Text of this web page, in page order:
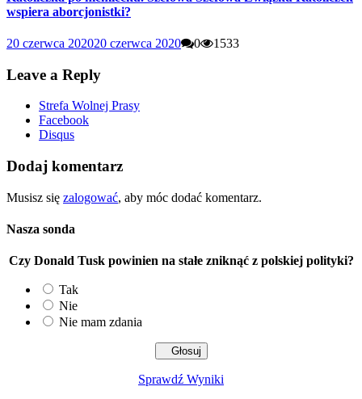
wspiera aborcjonistki?
20 czerwca 202020 czerwca 2020 0 1533
Leave a Reply
Strefa Wolnej Prasy
Facebook
Disqus
Dodaj komentarz
Musisz się zalogować, aby móc dodać komentarz.
Nasza sonda
Czy Donald Tusk powinien na stałe zniknąć z polskiej polityki?
Tak
Nie
Nie mam zdania
Sprawdź Wyniki